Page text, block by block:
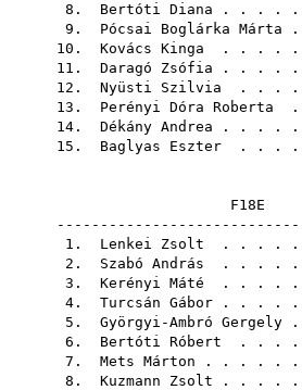
8. Bertóti Diana . . . .
9. Pócsai Boglárka Márta
10. Kovács Kinga . . . .
11. Daragó Zsófia . . . .
12. Nyüsti Szilvia . . .
13. Perényi Dóra Roberta .
14. Dékány Andrea . . . .
15. Baglyas Eszter . . .
1. Lenkei Zsolt . . . .
2. Szabó András . . . .
3. Kerényi Máté . . . .
4. Turcsán Gábor . . . .
5. Györgyi-Ambró Gergely
6. Bertóti Róbert . . .
7. Mets Márton . . . . .
8. Kuzmann Zsolt . . . .